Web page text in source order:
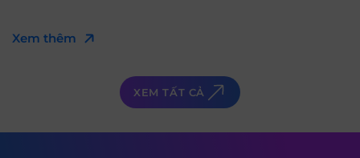
Xem thêm
XEM TẤT CẢ